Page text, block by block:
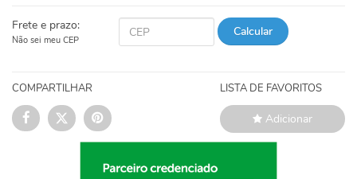
Frete e prazo:
Não sei meu CEP
Calcular
COMPARTILHAR LISTA DE FAVORITOS
Adicionar